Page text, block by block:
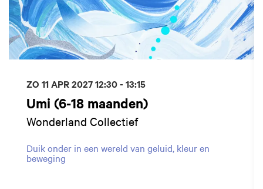
Umi (6-18 maanden)
Wonderland Collectief
Duik onder in een wereld van geluid, kleur en
beweging
ZO 11 APR 202712:30 - 13:15